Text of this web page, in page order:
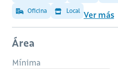
Oficina Local Ver más
Área
Mínima